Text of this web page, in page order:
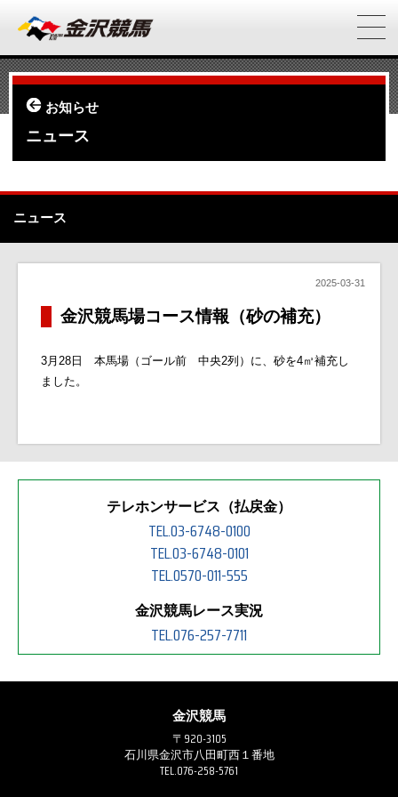
お知らせ
ニュース
ニュース
2025-03-31
金沢競馬場コース情報（砂の補充）
3月28日 本馬場（ゴール前 中央2列）に、砂を4㎥補充し
ました。
テレホンサービス（払戻金）
TEL.03-6748-0100
TEL.03-6748-0101
TEL.0570-011-555
金沢競馬レース実況
TEL.076-257-7711
金沢競馬
〒920-3105
石川県金沢市八田町西１番地
TEL.076-258-5761